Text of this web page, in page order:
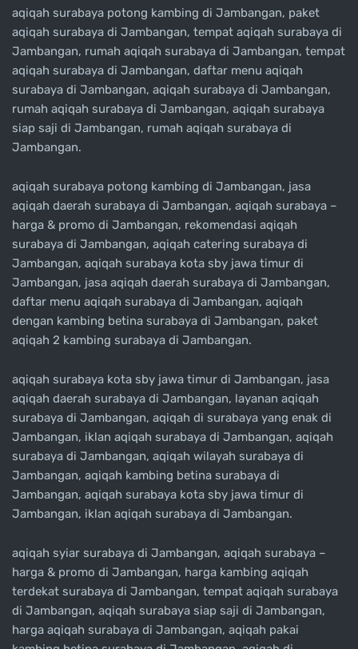
aqiqah surabaya potong kambing di Jambangan, paket
aqiqah surabaya di Jambangan, tempat aqiqah surabaya di
Jambangan, rumah aqiqah surabaya di Jambangan, tempat
aqiqah surabaya di Jambangan, daftar menu aqiqah
surabaya di Jambangan, aqiqah surabaya di Jambangan,
rumah aqiqah surabaya di Jambangan, aqiqah surabaya
siap saji di Jambangan, rumah aqiqah surabaya di
Jambangan.
aqiqah surabaya potong kambing di Jambangan, jasa
aqiqah daerah surabaya di Jambangan, aqiqah surabaya –
harga & promo di Jambangan, rekomendasi aqiqah
surabaya di Jambangan, aqiqah catering surabaya di
Jambangan, aqiqah surabaya kota sby jawa timur di
Jambangan, jasa aqiqah daerah surabaya di Jambangan,
daftar menu aqiqah surabaya di Jambangan, aqiqah
dengan kambing betina surabaya di Jambangan, paket
aqiqah 2 kambing surabaya di Jambangan.
aqiqah surabaya kota sby jawa timur di Jambangan, jasa
aqiqah daerah surabaya di Jambangan, layanan aqiqah
surabaya di Jambangan, aqiqah di surabaya yang enak di
Jambangan, iklan aqiqah surabaya di Jambangan, aqiqah
surabaya di Jambangan, aqiqah wilayah surabaya di
Jambangan, aqiqah kambing betina surabaya di
Jambangan, aqiqah surabaya kota sby jawa timur di
Jambangan, iklan aqiqah surabaya di Jambangan.
aqiqah syiar surabaya di Jambangan, aqiqah surabaya –
harga & promo di Jambangan, harga kambing aqiqah
terdekat surabaya di Jambangan, tempat aqiqah surabaya
di Jambangan, aqiqah surabaya siap saji di Jambangan,
harga aqiqah surabaya di Jambangan, aqiqah pakai